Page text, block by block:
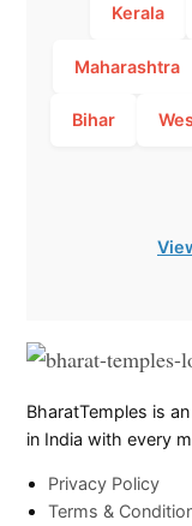
Kerala
Maharashtra
Bihar
BharatTemples is
in India with every
Privacy Policy
Terms &